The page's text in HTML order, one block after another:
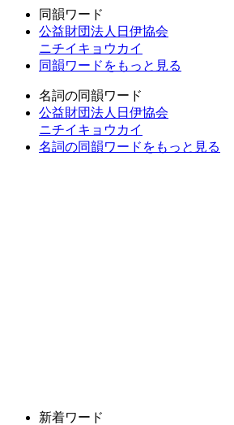
同韻ワード
公益財団法人日伊協会
ニチイキョウカイ
同韻ワードをもっと見る
名詞の同韻ワード
公益財団法人日伊協会
ニチイキョウカイ
名詞の同韻ワードをもっと見る
新着ワード